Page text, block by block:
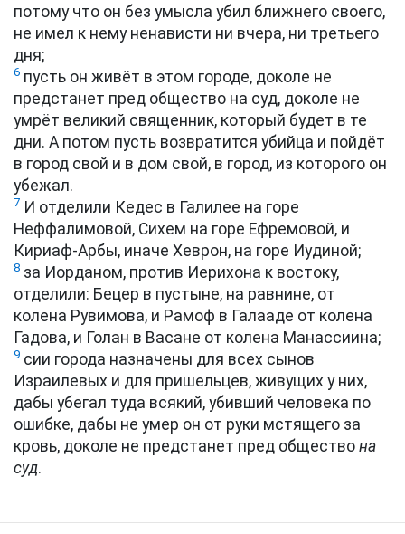
потому что он без умысла убил ближнего своего,
не имел к нему ненависти ни вчера, ни третьего
дня;
6 пусть он живёт в этом городе, доколе не
предстанет пред общество на суд, доколе не
умрёт великий священник, который будет в те
дни. А потом пусть возвратится убийца и пойдёт
в город свой и в дом свой, в город, из которого он
убежал.
7 И отделили Кедес в Галилее на горе
Неффалимовой, Сихем на горе Ефремовой, и
Кириаф-Арбы, иначе Хеврон, на горе Иудиной;
8 за Иорданом, против Иерихона к востоку,
отделили: Бецер в пустыне, на равнине, от
колена Рувимова, и Рамоф в Галааде от колена
Гадова, и Голан в Васане от колена Манассиина;
9 сии города назначены для всех сынов
Израилевых и для пришельцев, живущих у них,
дабы убегал туда всякий, убивший человека по
ошибке, дабы не умер он от руки мстящего за
кровь, доколе не предстанет пред общество на
суд.